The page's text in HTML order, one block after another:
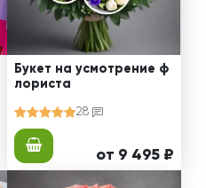
Букет на усмотрение ф
лориста
28
от 9 495 ₽